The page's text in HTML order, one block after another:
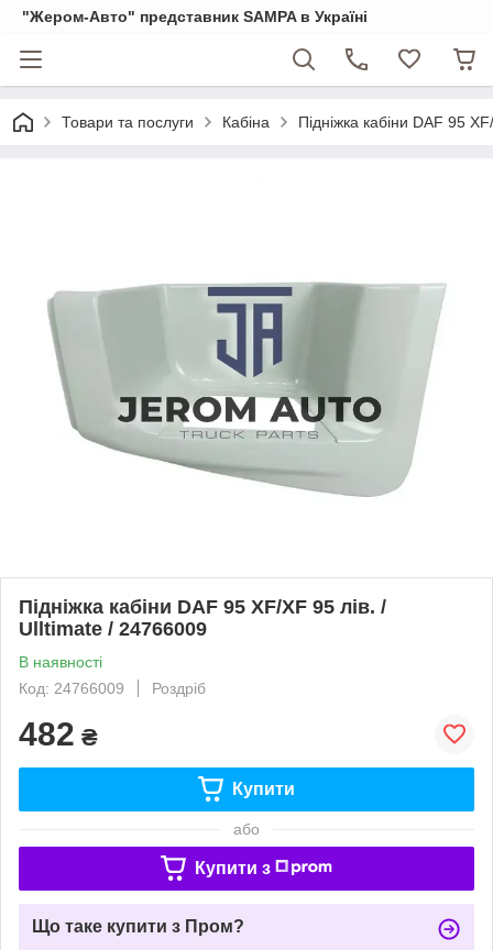
"Жером-Авто" представник SAMPA в Україні
Товари та послуги Кабіна Підніжка кабіни DAF 95
Підніжка кабіни DAF 95 XF/XF 95 лів. /
Ulltimate / 24766009
В наявності
Код: 24766009
Роздріб
482 ₴
Купити
або
Купити з
Що таке купити з Пром?